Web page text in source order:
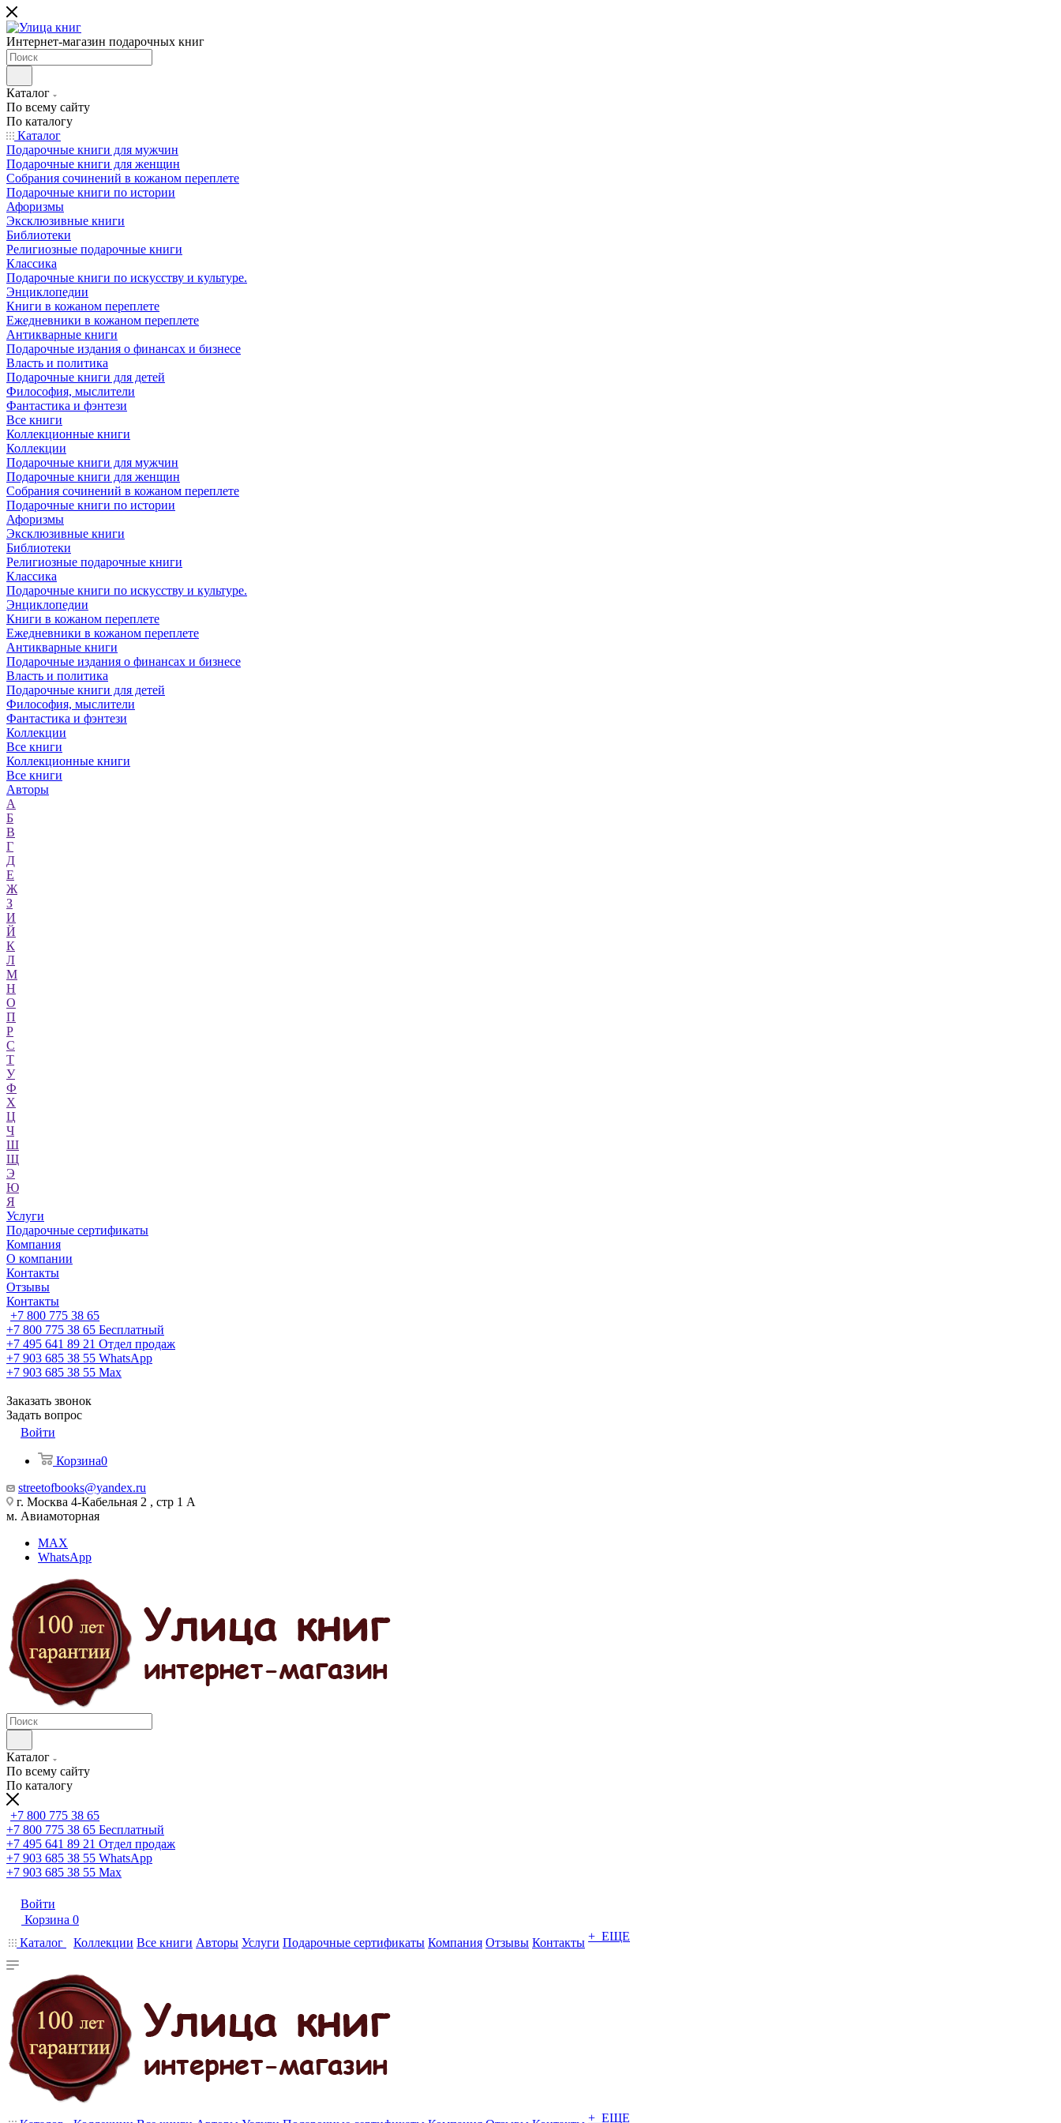
Интернет-магазин подарочных книг
Каталог
По всему сайту
По каталогу
Каталог
Подарочные книги для мужчин
Подарочные книги для женщин
Собрания сочинений в кожаном переплете
Подарочные книги по истории
Афоризмы
Эксклюзивные книги
Библиотеки
Религиозные подарочные книги
Классика
Подарочные книги по искусству и культуре.
Энциклопедии
Книги в кожаном переплете
Ежедневники в кожаном переплете
Антикварные книги
Подарочные издания о финансах и бизнесе
Власть и политика
Подарочные книги для детей
Философия, мыслители
Фантастика и фэнтези
Все книги
Коллекционные книги
Коллекции
Подарочные книги для мужчин
Подарочные книги для женщин
Собрания сочинений в кожаном переплете
Подарочные книги по истории
Афоризмы
Эксклюзивные книги
Библиотеки
Религиозные подарочные книги
Классика
Подарочные книги по искусству и культуре.
Энциклопедии
Книги в кожаном переплете
Ежедневники в кожаном переплете
Антикварные книги
Подарочные издания о финансах и бизнесе
Власть и политика
Подарочные книги для детей
Философия, мыслители
Фантастика и фэнтези
Коллекции
Все книги
Коллекционные книги
Все книги
Авторы
А
Б
В
Г
Д
Е
Ж
З
И
Й
К
Л
М
Н
О
П
Р
С
Т
У
Ф
Х
Ц
Ч
Ш
Щ
Э
Ю
Я
Услуги
Подарочные сертификаты
Компания
О компании
Контакты
Отзывы
Контакты
+7 800 775 38 65
+7 800 775 38 65 Бесплатный
+7 495 641 89 21 Отдел продаж
+7 903 685 38 55 WhatsApp
+7 903 685 38 55 Max
Заказать звонок
Задать вопрос
Войти
Корзина0
streetofbooks@yandex.ru
г. Москва 4-Кабельная 2 , стр 1 А
м. Авиамоторная
MAX
WhatsApp
Каталог
По всему сайту
По каталогу
+7 800 775 38 65
+7 800 775 38 65 Бесплатный
+7 495 641 89 21 Отдел продаж
+7 903 685 38 55 WhatsApp
+7 903 685 38 55 Max
Войти
Корзина 0
Каталог
Коллекции Все книги Авторы Услуги Подарочные сертификаты Компания Отзывы Контакты + ЕЩЕ
+ ЕЩЕ